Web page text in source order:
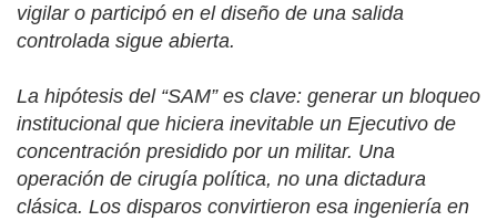
vigilar o participó en el diseño de una salida
controlada sigue abierta.
La hipótesis del “SAM” es clave: generar un bloqueo
institucional que hiciera inevitable un Ejecutivo de
concentración presidido por un militar. Una
operación de cirugía política, no una dictadura
clásica. Los disparos convirtieron esa ingeniería en